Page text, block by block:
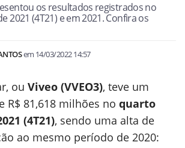
os resultados registrados no
2021 (4T21) e em 2021. Confira os
em 14/03/2022 14:57
ou Viveo (VVEO3), teve um
R$ 81,618 milhões no quarto
(4T21), sendo uma alta de
ao mesmo período de 2020: